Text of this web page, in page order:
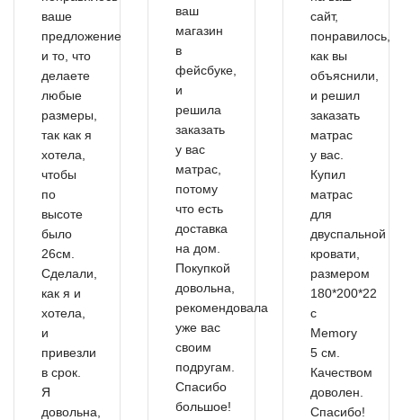
ваше
предложение
и то, что
делаете
любые
размеры,
так как я
хотела,
чтобы
по
высоте
было
26см.
Сделали,
как я и
хотела,
и
привезли
в срок.
Я
довольна,
ваш
магазин
в
фейсбуке,
и
решила
заказать
у вас
матрас,
потому
что есть
доставка
на дом.
Покупкой
довольна,
рекомендовала
уже вас
своим
подругам.
Спасибо
большое!
сайт,
понравилось,
как вы
объяснили,
и решил
заказать
матрас
у вас.
Купил
матрас
для
двуспальной
кровати,
размером
180*200*22
с
Memory
5 см.
Качеством
доволен.
Спасибо!